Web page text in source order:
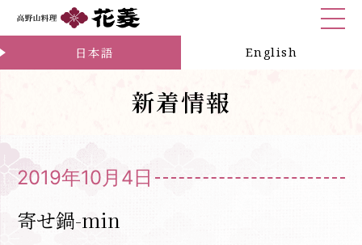
English
日本語
お問合せ
新着情報
2019年10月4日
寄せ鍋-min